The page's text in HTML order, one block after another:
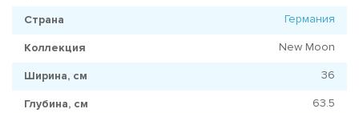
Страна Германия
Коллекция New Moon
Ширина, см 36
Глубина, см 63.5